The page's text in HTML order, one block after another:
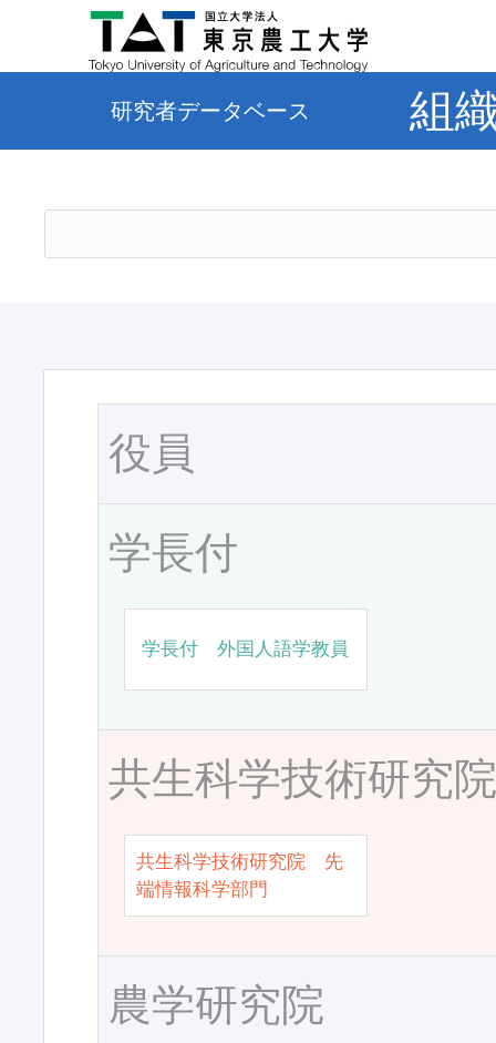
研究者データベース 組
役員
学長付
学長付 外国人語学教員
共生科学技術研究
共生科学技術研究院 先
端情報科学部門
農学研究院